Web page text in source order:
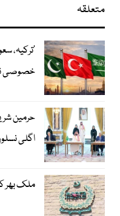
متعلقہ
‘ترکیہ،
خصوصی
حرمین
اگلی
ملک بھر